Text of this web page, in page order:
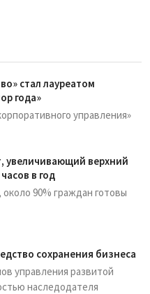
стал лауреатом
года»
управления»
увеличивающий верхний
в год
90% граждан готовы
сохранения бизнеса
управления развитой
наследодателя